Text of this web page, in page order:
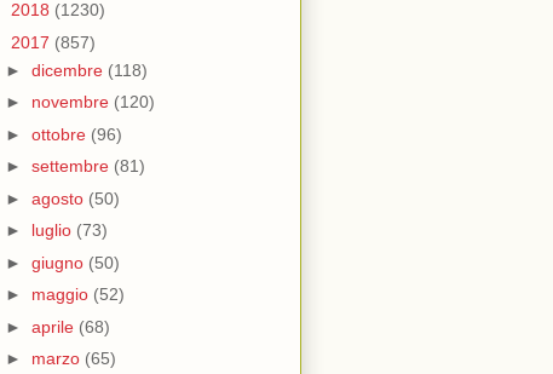
2018 (1230)
2017 (857)
► dicembre (118)
► novembre (120)
► ottobre (96)
► settembre (81)
► agosto (50)
► luglio (73)
► giugno (50)
► maggio (52)
► aprile (68)
► marzo (65)